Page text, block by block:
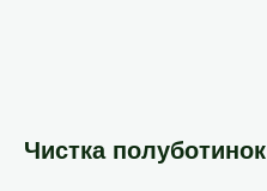
Чистка полуботинок